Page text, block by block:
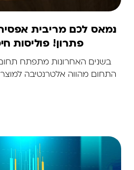
נמאס לכם מריבית
פתרון! פוליסות
בשנים האחרונות מתפתח תחום
התחום מהווה אלטרנטיבה